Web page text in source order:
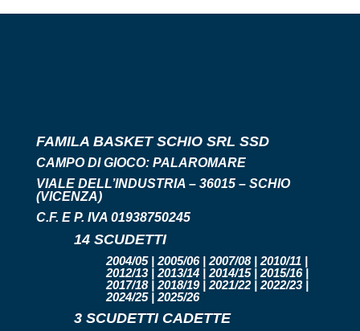
FAMILA BASKET SCHIO SRL SSD
CAMPO DI GIOCO: PALAROMARE
VIALE DELL’INDUSTRIA – 36015 – SCHIO
(VICENZA)
C.F. E P. IVA 01938750245
14 SCUDETTI
2004/05 | 2005/06 | 2007/08 | 2010/11 |
2012/13 | 2013/14 | 2014/15 | 2015/16 |
2017/18 | 2018/19 | 2021/22 | 2022/23 |
2024/25 | 2025/26
3 SCUDETTI CADETTE